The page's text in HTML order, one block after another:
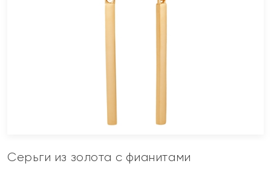
Серьги из золота с фианитами